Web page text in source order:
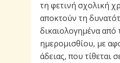
τη φετινή σχολική
αποκτούν τη
δικαιολογημένα από
ημερομισθίου, με
άδειας, που τίθεται